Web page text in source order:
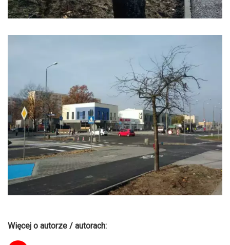
Więcej o autorze / autorach: